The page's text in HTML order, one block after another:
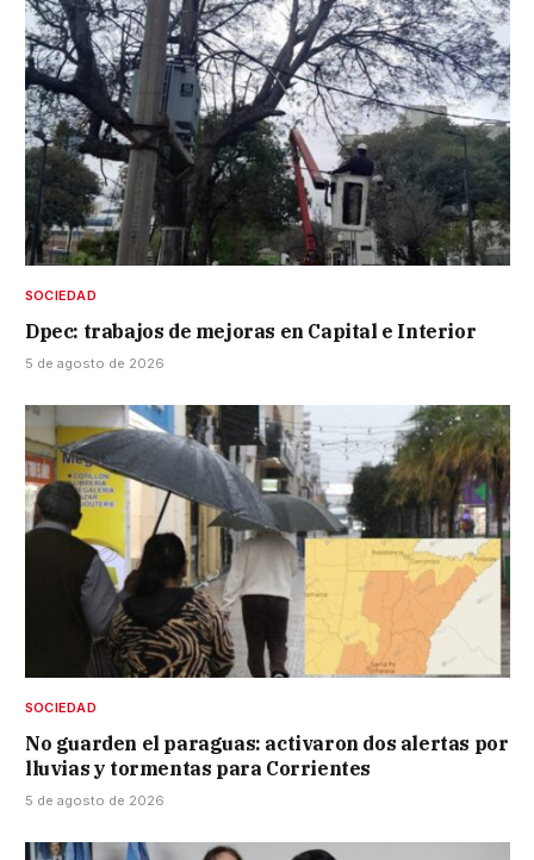
SOCIEDAD
Dpec: trabajos de mejoras en Capital e Interior
5 de agosto de 2026
SOCIEDAD
No guarden el paraguas: activaron dos alertas por
lluvias y tormentas para Corrientes
5 de agosto de 2026